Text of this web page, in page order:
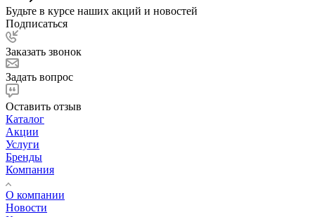
Будьте в курсе наших акций и новостей
Подписаться
Заказать звонок
Задать вопрос
Оставить отзыв
Каталог
Акции
Услуги
Бренды
Компания
О компании
Новости